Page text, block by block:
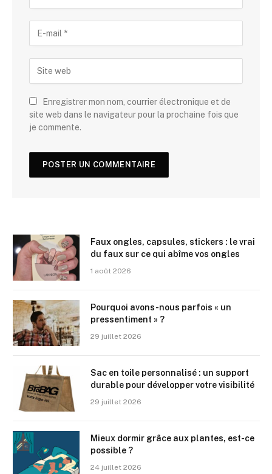
Enregistrer mon nom, courrier électronique et de
site web dans le navigateur pour la prochaine fois que
je commente.
Faux ongles, capsules, stickers : le vrai
du faux sur ce qui abîme vos ongles
1 août 2026
Pourquoi avons-nous parfois « un
pressentiment » ?
29 juillet 2026
Sac en toile personnalisé : un support
durable pour développer votre visibilité
29 juillet 2026
Mieux dormir grâce aux plantes, est-ce
possible ?
24 juillet 2026